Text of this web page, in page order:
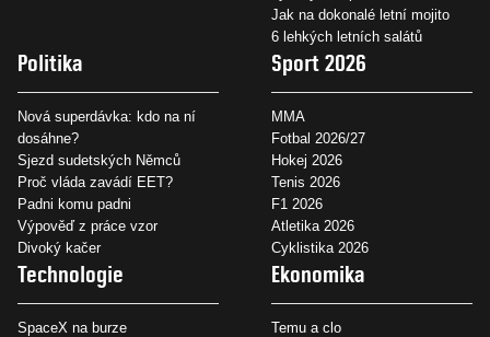
Jak na dokonalé letní mojito
6 lehkých letních salátů
Politika
Nová superdávka: kdo na ní
dosáhne?
Sjezd sudetských Němců
Proč vláda zavádí EET?
Padni komu padni
Výpověď z práce vzor
Divoký kačer
Sport 2026
MMA
Fotbal 2026/27
Hokej 2026
Tenis 2026
F1 2026
Atletika 2026
Cyklistika 2026
Technologie
SpaceX na burze
Ekonomika
Temu a clo